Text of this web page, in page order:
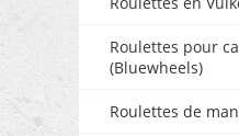
Roulettes pour
(Bluewheels)
Roulettes de